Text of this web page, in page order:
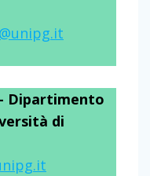
Dipartimento
di